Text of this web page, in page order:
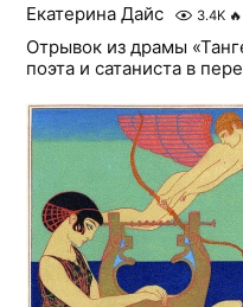
Екатерина Дайс 3.4K 🔥
Отрывок из драмы
поэта и сатаниста в